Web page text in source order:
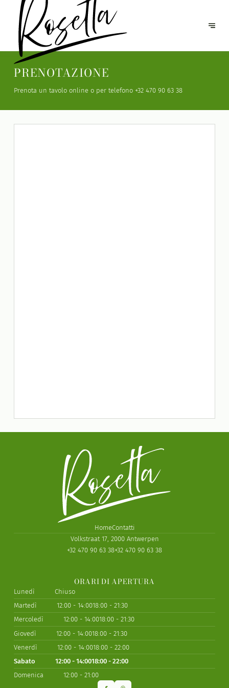
PRENOTAZIONE
Prenota un tavolo online o per telefono +32 470 90 63 38
HomeContatti
Volkstraat 17, 2000 Antwerpen
+32 470 90 63 38+32 470 90 63 38
ORARI DI APERTURA
Lunedì
Chiuso
Martedì
12:00 - 14:0018:00 - 21:30
Mercoledì
12:00 - 14:0018:00 - 21:30
Giovedì
12:00 - 14:0018:00 - 21:30
Venerdì
12:00 - 14:0018:00 - 22:00
Sabato
12:00 - 14:0018:00 - 22:00
Domenica
12:00 - 21:00